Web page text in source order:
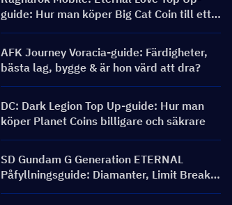
guide: Hur man köper Big Cat Coin till ett
bättre pris?
AFK Journey Voracia-guide: Färdigheter,
bästa lag, bygge & är hon värd att dra?
DC: Dark Legion Top Up-guide: Hur man
köper Planet Coins billigare och säkrare
SD Gundam G Generation ETERNAL
Påfyllningsguide: Diamanter, Limit Break-
paket, Priser och Laddningsmetoder